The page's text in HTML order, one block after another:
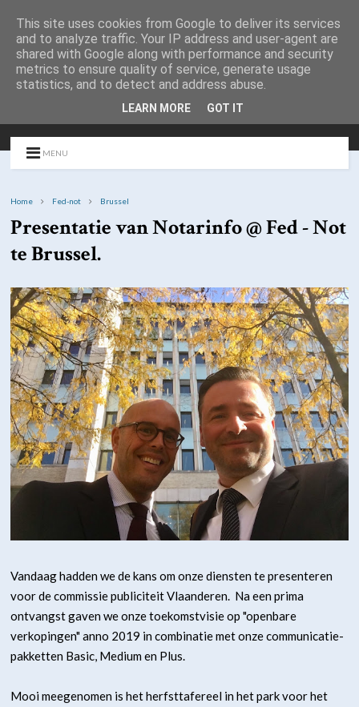
MENU
Home Fed-not Brussel
Presentatie van Notarinfo @ Fed - Not
te Brussel.
Vandaag hadden we de kans om onze diensten te presenteren
voor de commissie publiciteit Vlaanderen. Na een prima
ontvangst gaven we onze toekomstvisie op "openbare
verkopingen" anno 2019 in combinatie met onze communicatie-
pakketten Basic, Medium en Plus.
Mooi meegenomen is het herfsttafereel in het park voor het
This site uses cookies from Google to deliver its services
and to analyze traffic. Your IP address and user-agent are
shared with Google along with performance and security
metrics to ensure quality of service, generate usage
statistics, and to detect and address abuse.
LEARN MORE GOT IT